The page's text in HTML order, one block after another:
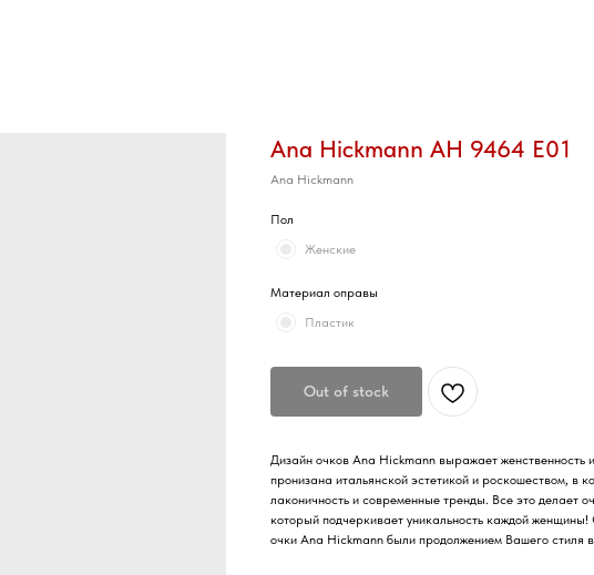
Ana Hickmann AH 9464 E01
Ana Hickmann
Пол
Женские
Материал оправы
Пластик
Out of stock
Дизайн очков Ana Hickmann выражает женственность
пронизана итальянской эстетикой и роскошеством, в
лаконичность и современные тренды. Все это делает
который подчеркивает уникальность каждой
очки Ana Hickmann были продолжением Вашего стиля